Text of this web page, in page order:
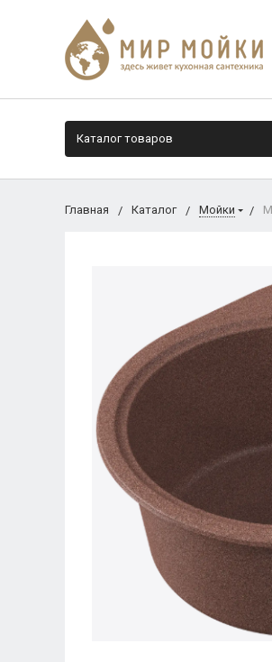
Каталог товаров
Главная Каталог Мойки